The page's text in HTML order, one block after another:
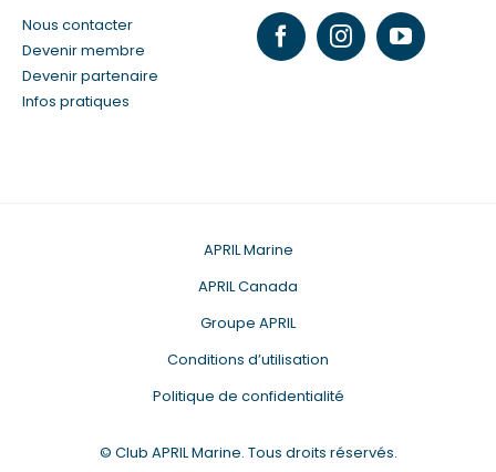
Nous contacter
Devenir membre
Devenir partenaire
Infos pratiques
© Club APRIL Marine. Tous droits réservés.
APRIL Marine
APRIL Canada
Groupe APRIL
Conditions d’utilisation
Politique de confidentialité